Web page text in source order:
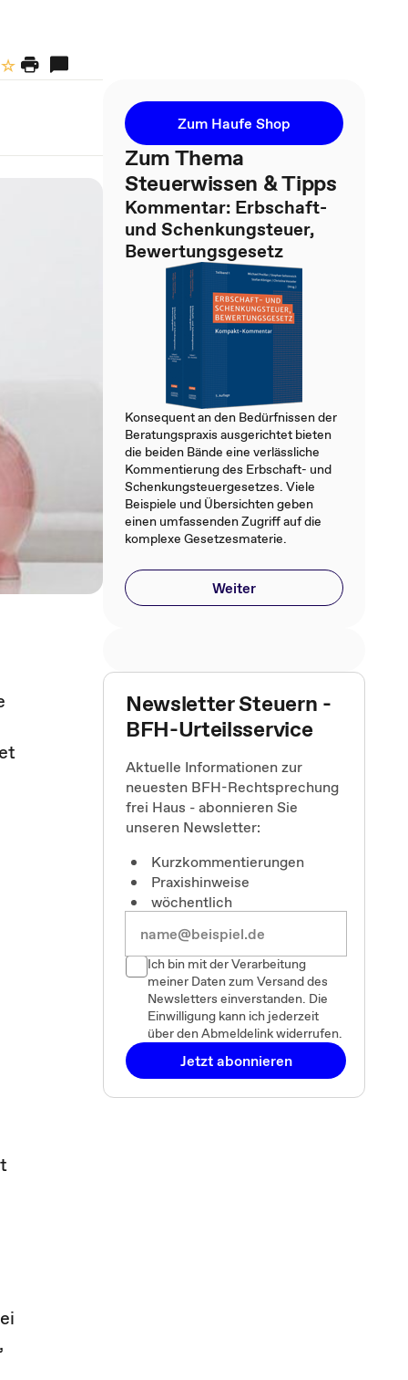
Zum Haufe Shop
Zum Thema
Steuerwissen & Tipps
Kommentar: Erbschaft-
und Schenkungsteuer,
Bewertungsgesetz
Konsequent an den Bedürfnissen der
Beratungspraxis ausgerichtet bieten
die beiden Bände eine verlässliche
Kommentierung des Erbschaft- und
Schenkungsteuergesetzes. Viele
Beispiele und Übersichten geben
einen umfassenden Zugriff auf die
komplexe Gesetzesmaterie.
Weiter
Newsletter Steuern -
BFH-Urteilsservice
Aktuelle Informationen zur
neuesten BFH-Rechtsprechung
frei Haus - abonnieren Sie
unseren Newsletter:
Kurzkommentierungen
Praxishinweise
wöchentlich
Ich bin mit der Verarbeitung
meiner Daten zum Versand des
Newsletters einverstanden. Die
Einwilligung kann ich jederzeit
über den Abmeldelink widerrufen.
Jetzt abonnieren